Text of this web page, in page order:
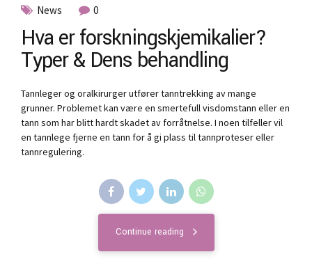
News 0
Hva er forskningskjemikalier?
Typer & Dens behandling
Tannleger og oralkirurger utfører tanntrekking av mange
grunner. Problemet kan være en smertefull visdomstann eller en
tann som har blitt hardt skadet av forråtnelse. I noen tilfeller vil
en tannlege fjerne en tann for å gi plass til tannproteser eller
tannregulering.
Continue reading